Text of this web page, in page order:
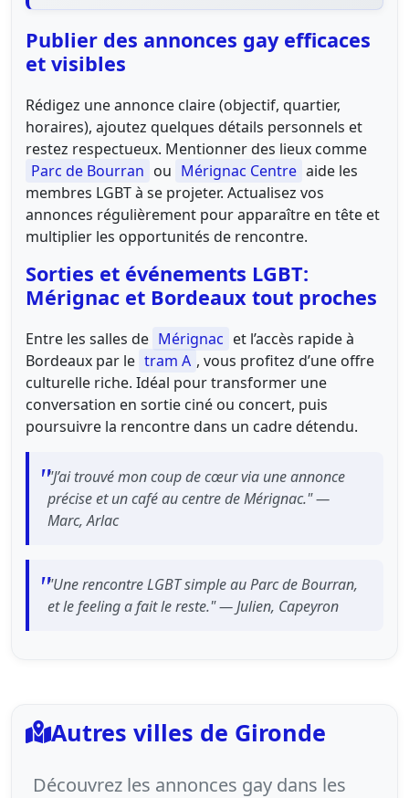
Publier des annonces gay efficaces
et visibles
Rédigez une annonce claire (objectif, quartier,
horaires), ajoutez quelques détails personnels et
restez respectueux. Mentionner des lieux comme
Parc de Bourran ou Mérignac Centre aide les
membres LGBT à se projeter. Actualisez vos
annonces régulièrement pour apparaître en tête et
multiplier les opportunités de rencontre.
Sorties et événements LGBT:
Mérignac et Bordeaux tout proches
Entre les salles de Mérignac et l’accès rapide à
Bordeaux par le tram A , vous profitez d’une offre
culturelle riche. Idéal pour transformer une
conversation en sortie ciné ou concert, puis
poursuivre la rencontre dans un cadre détendu.
"J’ai trouvé mon coup de cœur via une annonce
précise et un café au centre de Mérignac." —
Marc, Arlac
"Une rencontre LGBT simple au Parc de Bourran,
et le feeling a fait le reste." — Julien, Capeyron
Autres villes de Gironde
Découvrez les annonces gay dans les